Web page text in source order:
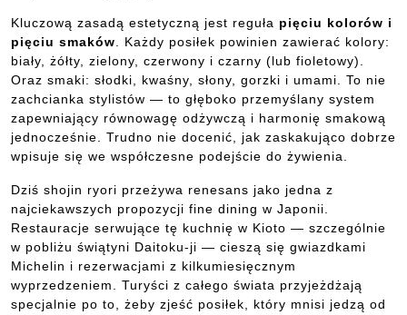
Kluczową zasadą estetyczną jest reguła pięciu kolorów i
pięciu smaków . Każdy posiłek powinien zawierać kolory:
biały, żółty, zielony, czerwony i czarny (lub fioletowy).
Oraz smaki: słodki, kwaśny, słony, gorzki i umami. To nie
zachcianka stylistów — to głęboko przemyślany system
zapewniający równowagę odżywczą i harmonię smakową
jednocześnie. Trudno nie docenić, jak zaskakująco dobrze
wpisuje się we współczesne podejście do żywienia.
Dziś shojin ryori przeżywa renesans jako jedna z
najciekawszych propozycji fine dining w Japonii.
Restauracje serwujące tę kuchnię w Kioto — szczególnie
w pobliżu świątyni Daitoku-ji — cieszą się gwiazdkami
Michelin i rezerwacjami z kilkumiesięcznym
wyprzedzeniem. Turyści z całego świata przyjeżdżają
specjalnie po to, żeby zjeść posiłek, który mnisi jedzą od